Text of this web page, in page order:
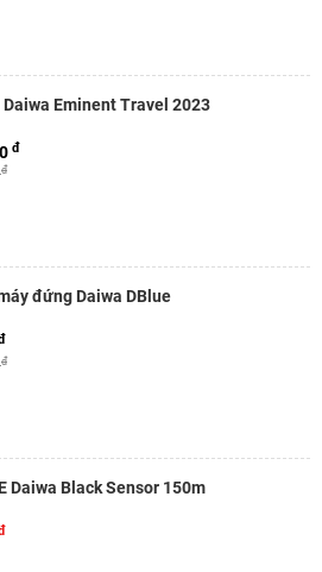
Daiwa Eminent Travel 2023
đ
đ
đứng Daiwa DBlue
đ
Daiwa Black Sensor 150m